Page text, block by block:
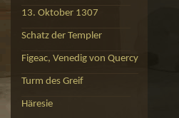
13. Oktober 1307
Schatz der Templer
Figeac, Venedig von Quercy
Turm des Greif
Häresie